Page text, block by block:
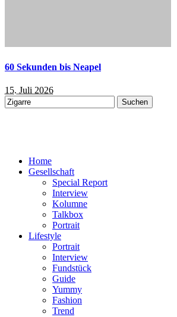
60 Sekunden bis Neapel
15. Juli 2026
Suchen
nach:
Home
Gesellschaft
Special Report
Interview
Kolumne
Talkbox
Portrait
Lifestyle
Portrait
Interview
Fundstück
Guide
Yummy
Fashion
Trend